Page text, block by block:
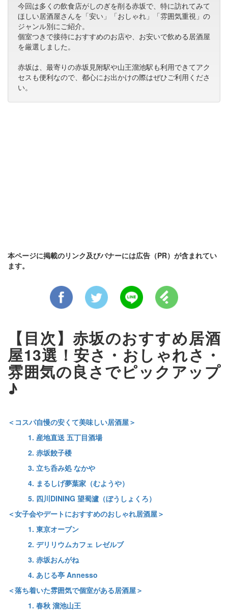
今回は多くの飲食店がしのぎを削る赤坂で、特に訪れてみて
ほしい居酒屋さんを「安い」「おしゃれ」「雰囲気重視」の
ジャンル別にご紹介。
個室つきで接待におすすめのお店や、お安いで飲める居酒屋
を厳選しました。
赤坂は、最寄りの赤坂見附駅や山王溜池駅も利用できてアク
セスも便利なので、都心にお出かけの際はぜひご利用くださ
い。
本ページに掲載のリンク及びバナーには広告（PR）が含まれてい
ます。
【目次】赤坂のおすすめ居酒
屋13選！安さ・おしゃれさ・
雰囲気の良さでピックアップ
♪
＜コスパ自慢の安くて美味しい居酒屋＞
1. 産地直送 五丁目酒場
2. 赤坂餃子楼
3. 立ち呑み処 なかや
4. まるしげ夢葉家（むようや）
5. 四川DINING 望蜀瀘（ぼうしょくろ）
＜女子会やデートにおすすめのおしゃれ居酒屋＞
1. 東京オーブン
2. デリリウムカフェ レゼルブ
3. 赤坂おんがね
4. あじる亭 Annesso
＜落ち着いた雰囲気で個室がある居酒屋＞
1. 春秋 溜池山王